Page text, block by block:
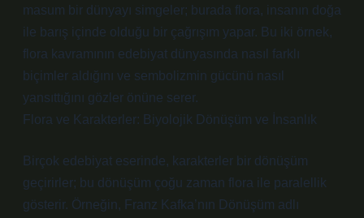
masum bir dünyayı simgeler; burada flora, insanın doğa
ile barış içinde olduğu bir çağrışım yapar. Bu iki örnek,
flora kavramının edebiyat dünyasında nasıl farklı
biçimler aldığını ve sembolizmin gücünü nasıl
yansıttığını gözler önüne serer.
Flora ve Karakterler: Biyolojik Dönüşüm ve İnsanlık
Birçok edebiyat eserinde, karakterler bir dönüşüm
geçirirler; bu dönüşüm çoğu zaman flora ile paralellik
gösterir. Örneğin, Franz Kafka’nın Dönüşüm adlı